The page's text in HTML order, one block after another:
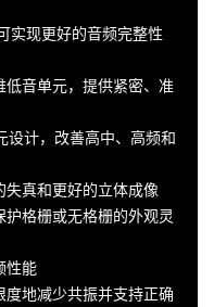
实现更好的音频完整性
音单元，提供紧密、准
设计，改善高中、高频和
真和更好的立体成像
格栅或无格栅的外观灵
性能
地减少共振并支持正确